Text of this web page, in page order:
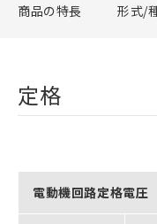
商品の特長 形式/
定格
電動機回路定格電圧